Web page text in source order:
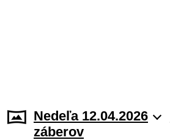
Nedeľa 12.04.2026
záberov